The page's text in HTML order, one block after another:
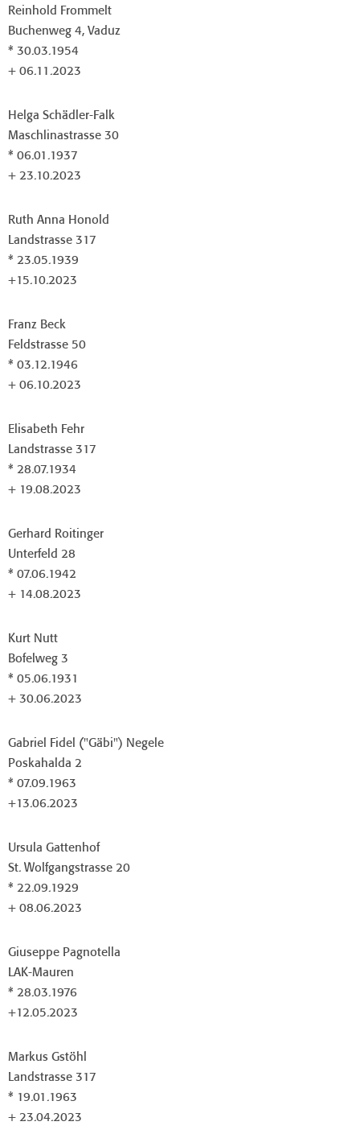
Reinhold Frommelt
Buchenweg 4, Vaduz
* 30.03.1954
+ 06.11.2023
Helga Schädler-Falk
Maschlinastrasse 30
* 06.01.1937
+ 23.10.2023
Ruth Anna Honold
Landstrasse 317
* 23.05.1939
+15.10.2023
Franz Beck
Feldstrasse 50
* 03.12.1946
+ 06.10.2023
Elisabeth Fehr
Landstrasse 317
* 28.07.1934
+ 19.08.2023
Gerhard Roitinger
Unterfeld 28
* 07.06.1942
+ 14.08.2023
Kurt Nutt
Bofelweg 3
* 05.06.1931
+ 30.06.2023
Gabriel Fidel ("Gäbi") Negele
Poskahalda 2
* 07.09.1963
+13.06.2023
Ursula Gattenhof
St. Wolfgangstrasse 20
* 22.09.1929
+ 08.06.2023
Giuseppe Pagnotella
LAK-Mauren
* 28.03.1976
+12.05.2023
Markus Gstöhl
Landstrasse 317
* 19.01.1963
+ 23.04.2023